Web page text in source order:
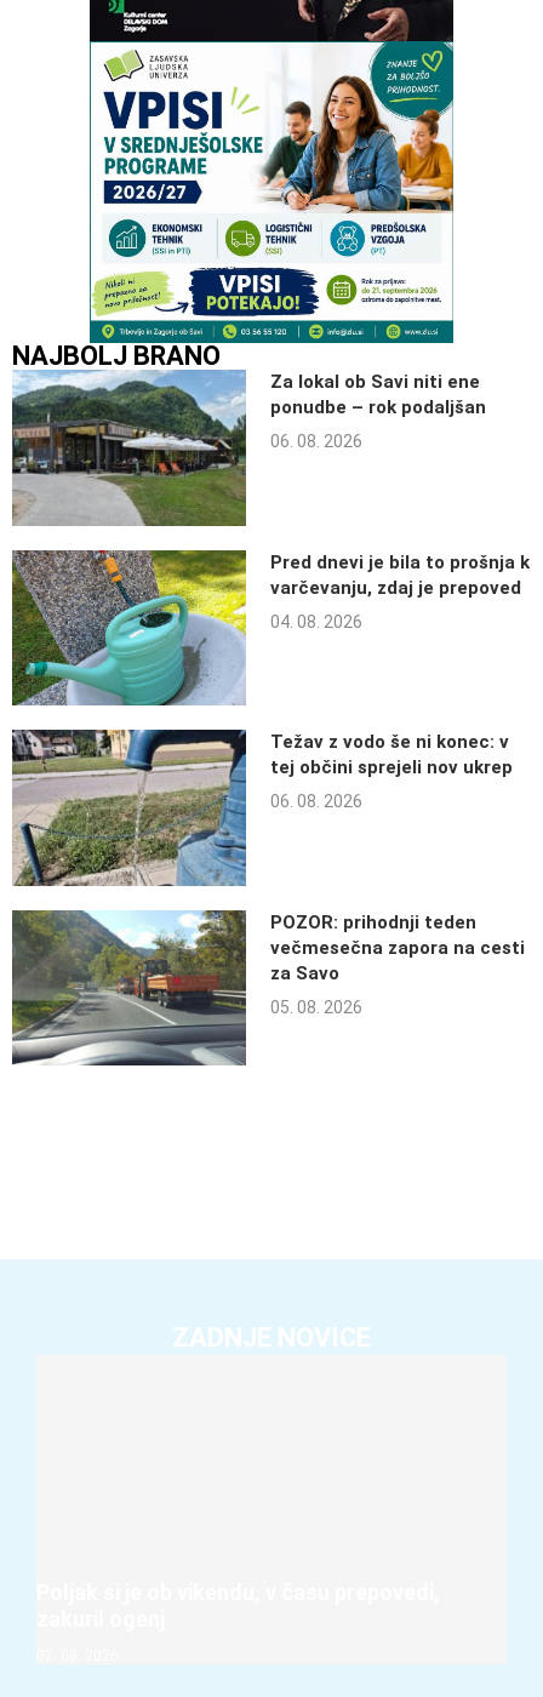
NAJBOLJ BRANO
Za lokal ob Savi niti ene
ponudbe – rok podaljšan
06. 08. 2026
Pred dnevi je bila to prošnja k
varčevanju, zdaj je prepoved
04. 08. 2026
Težav z vodo še ni konec: v
tej občini sprejeli nov ukrep
06. 08. 2026
POZOR: prihodnji teden
večmesečna zapora na cesti
za Savo
05. 08. 2026
ZADNJE NOVICE